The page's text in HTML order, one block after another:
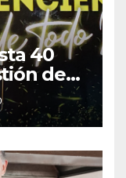
40
de